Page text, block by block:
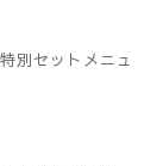
セットメニュ